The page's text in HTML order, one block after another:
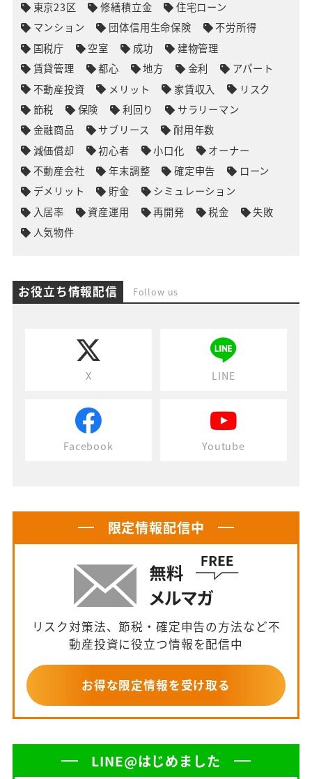
東京23区
修繕積立金
住宅ローン
マンション
団体信用生命保険
不労所得
国税庁
空室 成功
建物管理
賃貸管理
都心 地方 金利
アパート
不動産投資
メリット 家賃収入
リスク
節税
保険 利回り
サラリーマン
金融商品
サブリース
耐用年数
減価償却
初心者 小口化
オーナー
不動産会社
年末調整 確定申告
ローン
デメリット
貯金
シミュレーション
入居率
資産運用 再開発 税金
失敗
人気物件
お役立ち情報配信 Follow us
X LINE
Facebook Youtube
限定情報配信中
リスク対策法、節税・確定申告の方法など不
動産投資に役立つ情報を配信中
お得な限定情報を受け取る
LINE@はじめました